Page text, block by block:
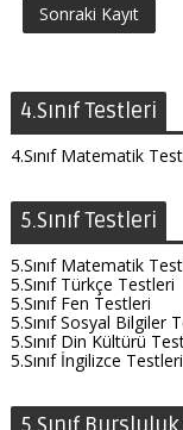
Sonraki Kayıt
4.Sınıf Testleri
4.Sınıf Matematik
5.Sınıf Testleri
5.Sınıf Matematik
5.Sınıf Türkçe Testleri
5.Sınıf Fen Testleri
5.Sınıf Sosyal Bilgiler
5.Sınıf Din Kültürü
5.Sınıf İngilizce Testleri